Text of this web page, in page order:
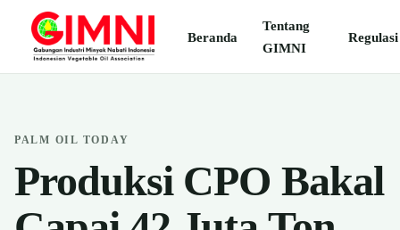
Beranda
Tentang
GIMNI
Regulasi
PALM OIL TODAY
Produksi CPO Bakal